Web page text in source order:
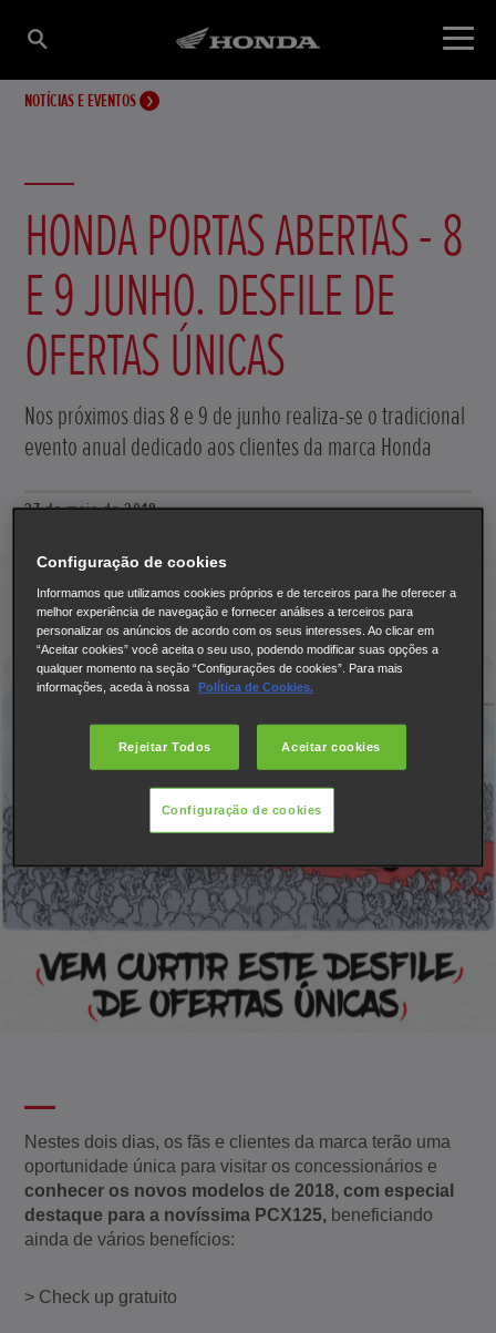
NOTÍCIAS E EVENTOS
HONDA PORTAS ABERTAS - 8
E 9 JUNHO. DESFILE DE
OFERTAS ÚNICAS
Nos próximos dias 8 e 9 de junho realiza-se o tradicional
evento anual dedicado aos clientes da marca Honda
27 de maio de 2018
Nestes dois dias, os fãs e clientes da marca terão uma
oportunidade única para visitar os concessionários e
conhecer os novos modelos de 2018, com especial
destaque para a novíssima PCX125, beneficiando
ainda de vários benefícios:
> Check up gratuito
Configuração de cookies
Informamos que utilizamos cookies próprios e de terceiros para lhe oferecer a
melhor experiência de navegação e fornecer análises a terceiros para
personalizar os anúncios de acordo com os seus interesses. Ao clicar em
“Aceitar cookies” você aceita o seu uso, podendo modificar suas opções a
qualquer momento na seção “Configurações de cookies”. Para mais
informações, aceda à nossa
Política de Cookies.
Rejeitar Todos Aceitar cookies
Configuração de cookies